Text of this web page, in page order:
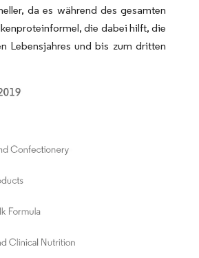
da es während des gesamten
die dabei hilft, die
Lebensjahres und bis zum dritten